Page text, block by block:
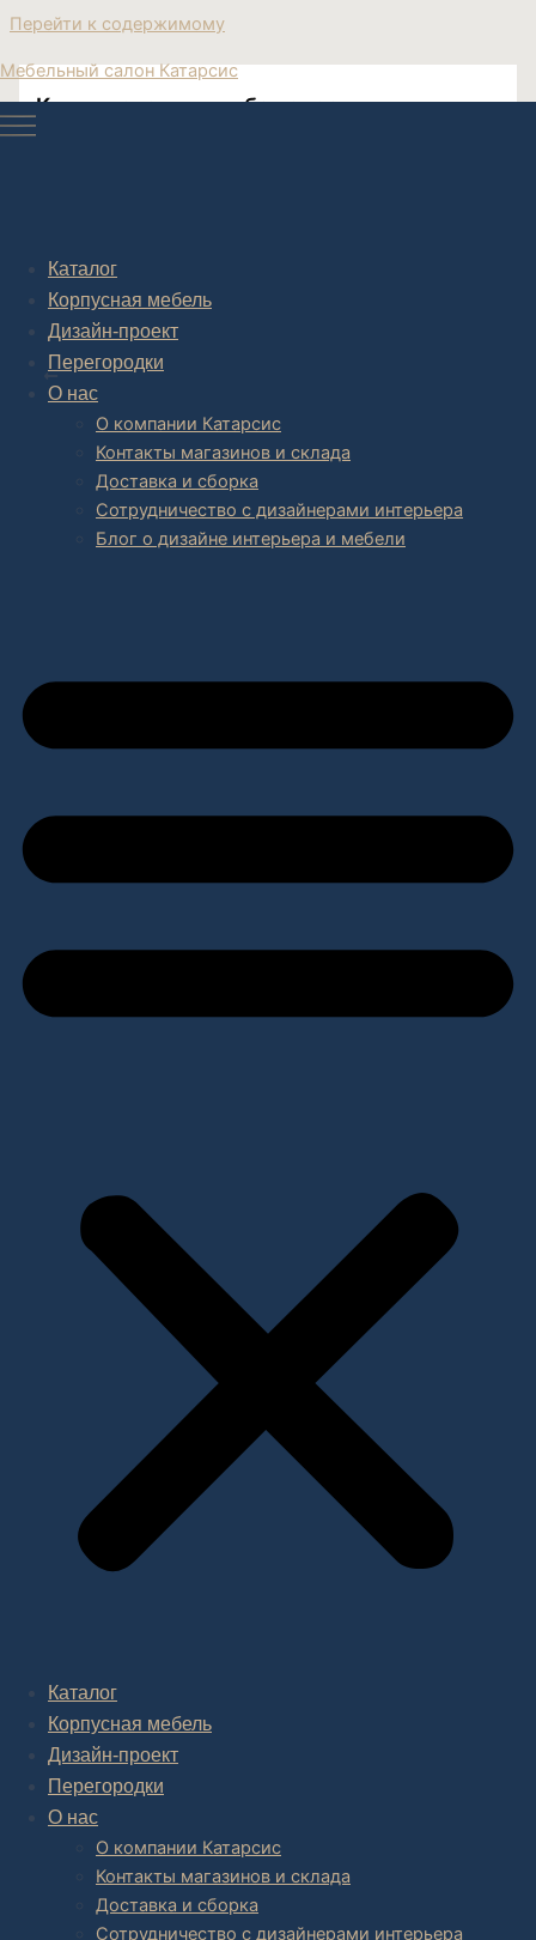
Перейти к содержимому
Мебельный салон Катарсис
Каталог
Корпусная мебель
Дизайн-проект
Перегородки
О нас
О компании Катарсис
Контакты магазинов и склада
Доставка и сборка
Сотрудничество с дизайнерами интерьера
Блог о дизайне интерьера и мебели
Каталог
Корпусная мебель
Дизайн-проект
Перегородки
О нас
О компании Катарсис
Контакты магазинов и склада
Доставка и сборка
Сотрудничество с дизайнерами интерьера
Купить столик тумба консоль
Post navigation
НАЗАД
дизайн проекта интерьера,
В салоне мебелииинтернет магазине дизайнерской мебели
есть и готовые товары, которые можем доставить уже сегодня, и
корпусная мебель на заказ, включая кухни.